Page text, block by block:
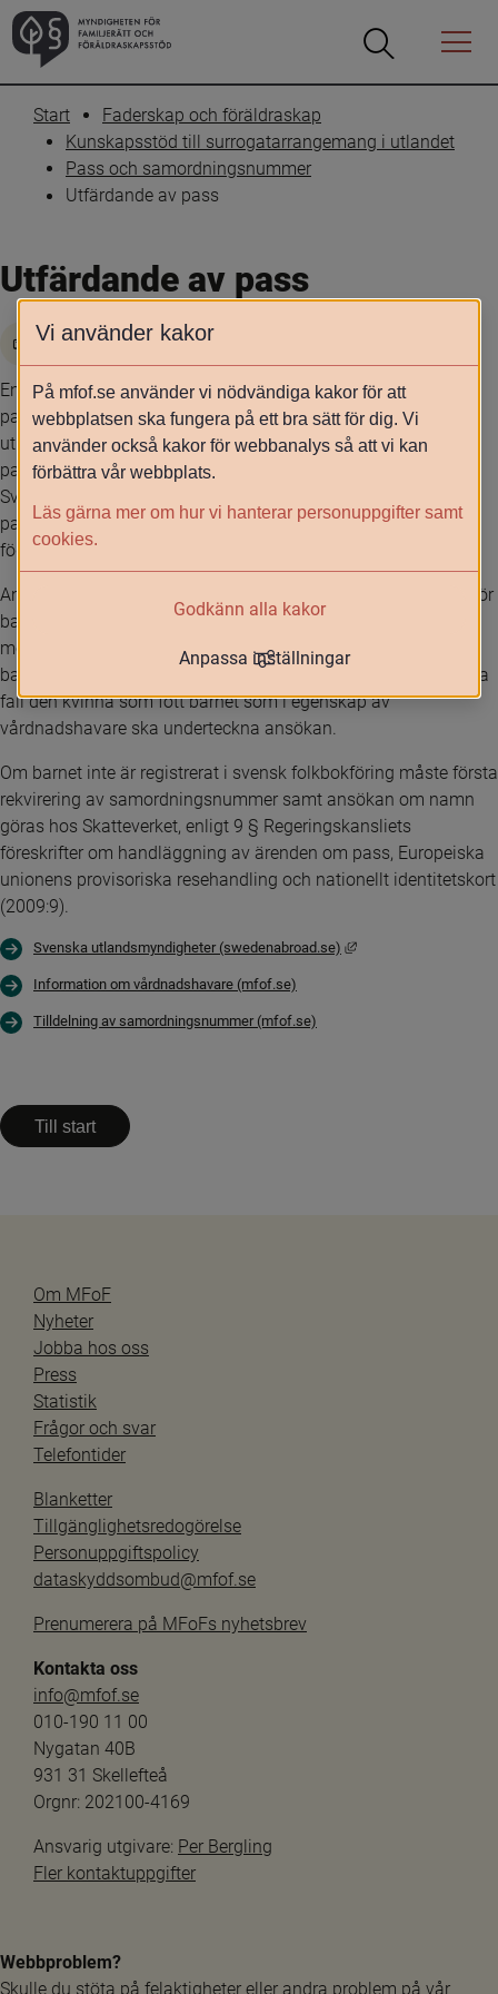
Öppna
Öppna
Menyn
Start
Faderskap och föräldraskap
Kunskapsstöd till surrogatarrangemang i utlandet
Pass och samordningsnummer
Utfärdande av pass
Utfärdande av pass
Skriv ut
En svensk medborgare har rätt att genom ansökan erhålla
pass, enligt 4 § passlagen (1978:302) (PL). Svenska
utlandsmyndigheter kan under vissa förutsättningar utfärda
pass för barn födda genom surrogatarrangemang i utlandet.
Svenska utlandsmyndigheter utfärdar vanligtvis provisoriska
pass och endast för resa till Sverige, enligt 11 § PL för barn
födda genom surrogatarrangemang.
Ansökan om pass kan endast beviljas, med vissa undantag, för
barn under 18 år om barnets vårdnadshavare har lämnat sitt
medgivande, enligt 7 § PL (1978:302). Vid passansökan för
barn födda genom surrogatarrangemang är det därför i många
fall den kvinna som fött barnet som i egenskap av
vårdnadshavare ska underteckna ansökan.
Om barnet inte är registrerat i svensk folkbokföring måste första
rekvirering av samordningsnummer samt ansökan om namn
göras hos Skatteverket, enligt 9 § Regeringskansliets
föreskrifter om handläggning av ärenden om pass, Europeiska
unionens provisoriska resehandling och nationellt identitetskort
(2009:9).
Svenska utlandsmyndigheter (swedenabroad.se) Länk till annan
Information om vårdnadshavare (mfof.se)
Tilldelning av samordningsnummer (mfof.se)
Till start
Om MFoF
Nyheter
Jobba hos oss
Press
Statistik
Frågor och svar
Telefontider
Blanketter
Tillgänglighetsredogörelse
Personuppgiftspolicy
dataskyddsombud@mfof.se
Prenumerera på MFoFs nyhetsbrev
Kontakta oss
info@mfof.se
010-190 11 00
Nygatan 40B
931 31 Skellefteå
Orgnr: 202100-4169
Ansvarig utgivare: Per Bergling
Fler kontaktuppgifter
Webbproblem?
Skulle du stöta på felaktigheter eller andra problem på vår
Vi använder kakor
På mfof.se använder vi nödvändiga kakor för att
webbplatsen ska fungera på ett bra sätt för dig. Vi
använder också kakor för webbanalys så att vi kan
förbättra vår webbplats.
Läs gärna mer om hur vi hanterar personuppgifter samt
cookies.
Godkänn alla kakor
Anpassa inställningar